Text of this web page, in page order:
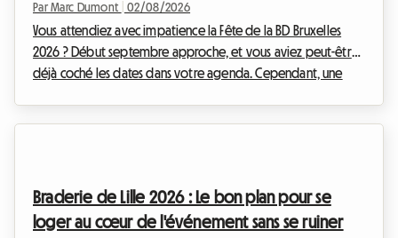
Par Marc Dumont 02/08/2026
Vous attendiez avec impatience la Fête de la BD Bruxelles
2026 ? Début septembre approche, et vous aviez peut-être
déjà coché les dates dans votre agenda. Cependant, une
vous explique comment transformer cette déce...
Braderie de Lille 2026 : Le bon plan pour se
loger au cœur de l'événement sans se ruiner